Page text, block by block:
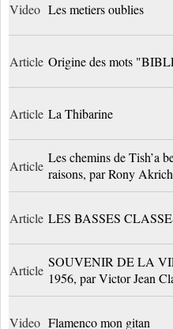
Video Les metiers oublies
Article Origine des mots
Article La Thibarine
Article
Les chemins de Tish’a
raisons, par Rony Akrich
Article LES BASSES
Article
SOUVENIR DE LA
1956, par Victor Jean
Video Flamenco mon gitan